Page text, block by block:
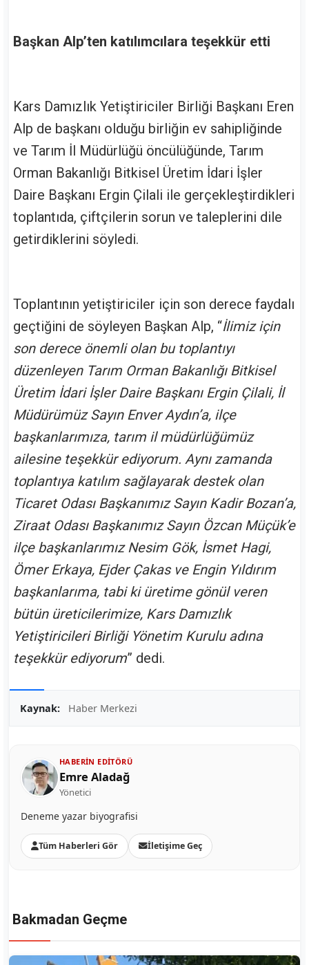
Başkan Alp’ten katılımcılara teşekkür etti
Kars Damızlık Yetiştiriciler Birliği Başkanı Eren
Alp de başkanı olduğu birliğin ev sahipliğinde
ve Tarım İl Müdürlüğü öncülüğünde, Tarım
Orman Bakanlığı Bitkisel Üretim İdari İşler
Daire Başkanı Ergin Çilali ile gerçekleştirdikleri
toplantıda, çiftçilerin sorun ve taleplerini dile
getirdiklerini söyledi.
Toplantının yetiştiriciler için son derece faydalı
geçtiğini de söyleyen Başkan Alp, “İlimiz için
son derece önemli olan bu toplantıyı
düzenleyen Tarım Orman Bakanlığı Bitkisel
Üretim İdari İşler Daire Başkanı Ergin Çilali, İl
Müdürümüz Sayın Enver Aydın’a, ilçe
başkanlarımıza, tarım il müdürlüğümüz
ailesine teşekkür ediyorum. Aynı zamanda
toplantıya katılım sağlayarak destek olan
Ticaret Odası Başkanımız Sayın Kadir Bozan’a,
Ziraat Odası Başkanımız Sayın Özcan Müçük’e
ilçe başkanlarımız Nesim Gök, İsmet Hagi,
Ömer Erkaya, Ejder Çakas ve Engin Yıldırım
başkanlarıma, tabi ki üretime gönül veren
bütün üreticilerimize, Kars Damızlık
Yetiştiricileri Birliği Yönetim Kurulu adına
teşekkür ediyorum” dedi.
Kaynak: Haber Merkezi
HABERIN EDITÖRÜ
Emre Aladağ
Yönetici
Deneme yazar biyografisi
Tüm Haberleri Gör İletişime Geç
Bakmadan Geçme